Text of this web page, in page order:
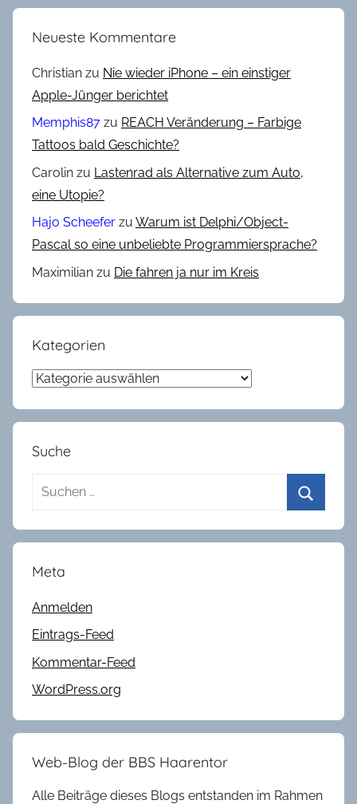
l
e
m
i
n
,
K
r
e
R
a
d
m
Neueste Kommentare
Christian zu Nie wieder iPhone – ein einstiger
Apple-Jünger berichtet
Memphis87 zu REACH Veränderung – Farbige
Tattoos bald Geschichte?
Carolin zu Lastenrad als Alternative zum Auto,
eine Utopie?
Hajo Scheefer zu Warum ist Delphi/Object-
Pascal so eine unbeliebte Programmiersprache?
Maximilian zu Die fahren ja nur im Kreis
Kategorien
Kategorien
Suche
Suchen
Meta
Anmelden
Eintrags-Feed
Kommentar-Feed
WordPress.org
Web-Blog der BBS Haarentor
Alle Beiträge dieses Blogs entstanden im Rahmen